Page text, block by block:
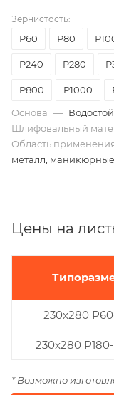
Зернистость:
P60 Р80
P240 P280
P800 P1000
Основа —
Шлифовальный
Область
металл,
Цены на
230x280
230x280
* Возможно